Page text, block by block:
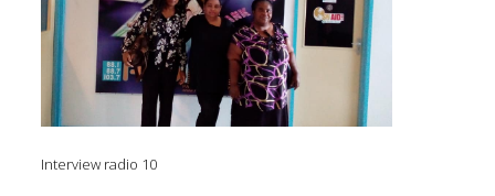
Interview radio 10